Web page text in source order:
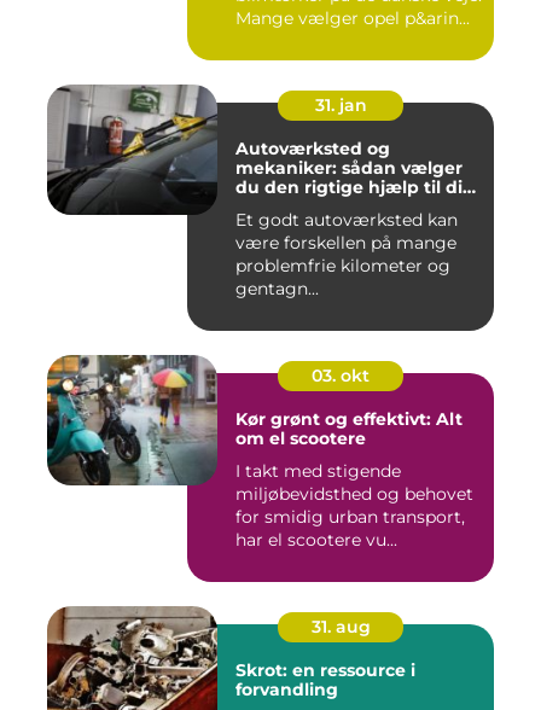
Mange vælger opel p&arin...
31. jan
Autoværksted og
mekaniker: sådan vælger
du den rigtige hjælp til din
Et godt autoværksted kan
være forskellen på mange
problemfrie kilometer og
gentagn...
03. okt
Kør grønt og effektivt: Alt
om el scootere
I takt med stigende
miljøbevidsthed og behovet
for smidig urban transport,
har el scootere vu...
31. aug
Skrot: en ressource i
forvandling